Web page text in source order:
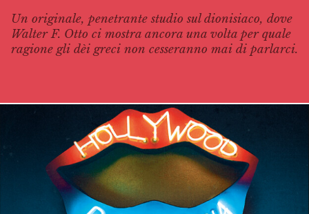
Un originale, penetrante studio sul dionisiaco, dove
Walter F. Otto ci mostra ancora una volta per quale
ragione gli dèi greci non cesseranno mai di parlarci.